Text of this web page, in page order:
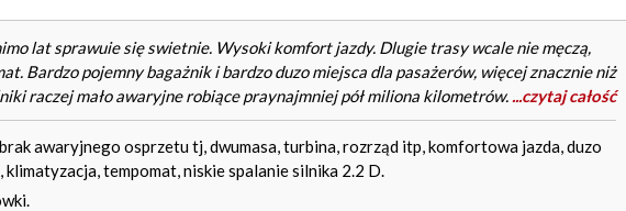
lat sprawuie się swietnie. Wysoki komfort jazdy. Dlugie trasy wcale nie męczą,
Bardzo pojemny bagażnik i bardzo duzo miejsca dla pasażerów, więcej znacznie niż
raczej mało awaryjne robiące praynajmniej pół miliona kilometrów. ...czytaj całość
awaryjnego osprzetu tj, dwumasa, turbina, rozrząd itp, komfortowa jazda, duzo
tempomat, niskie spalanie silnika 2.2 D.